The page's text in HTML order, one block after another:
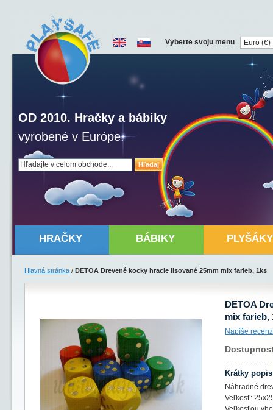
Hľadaj
OD 2010. Hračky a bábiky
vyrobené v Európe.
Vyberte svoju menu
HRAČKY BÁBIKY PLYŠÁKY
Hlavná stránka / DETOA Drevené kocky hracie lisované 25mm mix farieb, 1ks
DETOA
mix farieb,
Napíše
Krátky popis
Náhradné
Veľkosť: